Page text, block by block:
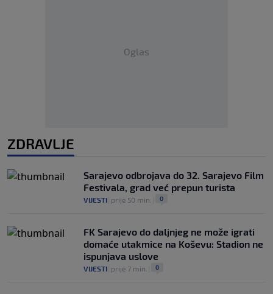
Oglas
ZDRAVLJE
Sarajevo odbrojava do 32. Sarajevo Film
Festivala, grad već prepun turista
VIJESTI prije 50 min. 0
FK Sarajevo do daljnjeg ne može igrati
domaće utakmice na Koševu: Stadion ne
ispunjava uslove
VIJESTI prije 7 min. 0